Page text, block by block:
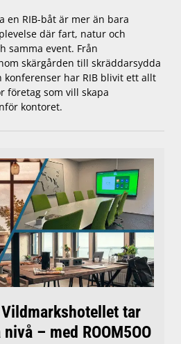
en RIB-båt är mer än bara
där fart, natur och
samma event. Från
skärgården till skräddarsydda
konferenser har RIB blivit ett allt
företag som vill skapa
kontoret.
tar
– med ROOM5OO